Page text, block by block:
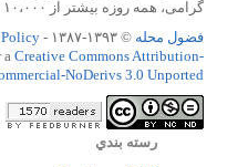
گرامی، همه روزه بیشتر از ۱۰،۰۰۰ نفر از این سایت دیدن می کنند.
فضول محله © ۱۳۹۳-۱۳۸۷ -
a Creative Commons Attribution-
NoDerivs 3.0 Unported
رسته بندي